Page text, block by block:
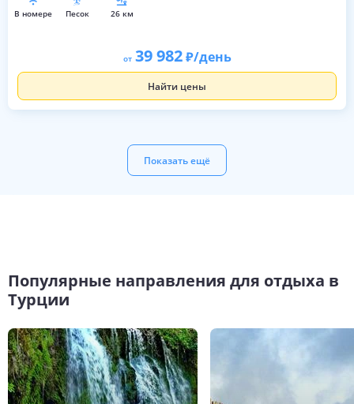
в номере песок 26 км
от 39 982 /день
Найти цены
Показать ещё
Популярные направления для отдыха в
Турции